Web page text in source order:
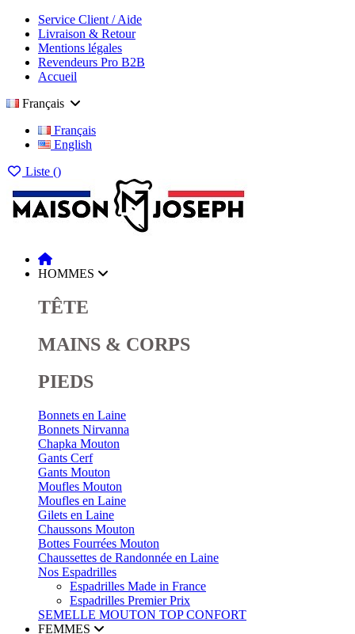
Service Client / Aide
Livraison & Retour
Mentions légales
Revendeurs Pro B2B
Accueil
Français
Français
English
Liste ()
HOMMES
TÊTE
MAINS & CORPS
PIEDS
Bonnets en Laine
Bonnets Nirvanna
Chapka Mouton
Gants Cerf
Gants Mouton
Moufles Mouton
Moufles en Laine
Gilets en Laine
Chaussons Mouton
Bottes Fourrées Mouton
Chaussettes de Randonnée en Laine
Nos Espadrilles
Espadrilles Made in France
Espadrilles Premier Prix
SEMELLE MOUTON TOP CONFORT
FEMMES